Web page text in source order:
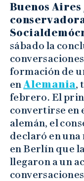
Buenos
sábado la
formación de
en Alemania,
febrero. El
convertirse en
alemán, el
declaró en
en Berlín que
llegaron a un